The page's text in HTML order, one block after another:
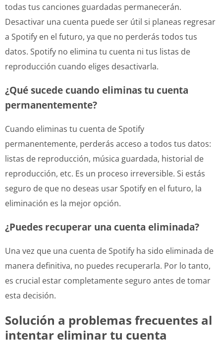
todas tus canciones guardadas permanecerán.
Desactivar una cuenta puede ser útil si planeas regresar
a Spotify en el futuro, ya que no perderás todos tus
datos. Spotify no elimina tu cuenta ni tus listas de
reproducción cuando eliges desactivarla.
¿Qué sucede cuando eliminas tu cuenta
permanentemente?
Cuando eliminas tu cuenta de Spotify
permanentemente, perderás acceso a todos tus datos:
listas de reproducción, música guardada, historial de
reproducción, etc. Es un proceso irreversible. Si estás
seguro de que no deseas usar Spotify en el futuro, la
eliminación es la mejor opción.
¿Puedes recuperar una cuenta eliminada?
Una vez que una cuenta de Spotify ha sido eliminada de
manera definitiva, no puedes recuperarla. Por lo tanto,
es crucial estar completamente seguro antes de tomar
esta decisión.
Solución a problemas frecuentes al
intentar eliminar tu cuenta